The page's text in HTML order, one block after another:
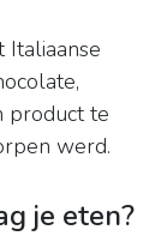
product te
werd.
je eten?